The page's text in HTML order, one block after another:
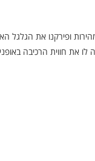
ופירקנו את
חווית הרכיבה